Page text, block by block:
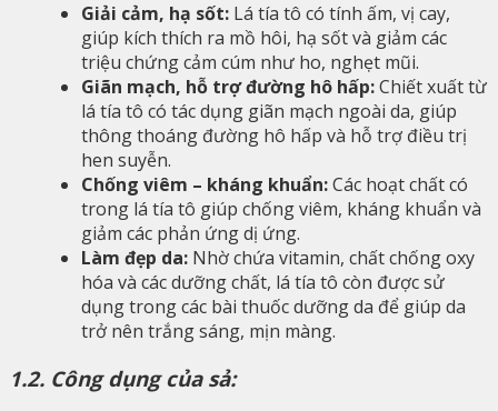
Giải cảm, hạ sốt: Lá tía tô có tính ấm, vị cay,
giúp kích thích ra mồ hôi, hạ sốt và giảm các
triệu chứng cảm cúm như ho, nghẹt mũi.
Giãn mạch, hỗ trợ đường hô hấp:Chiết xuất từ
lá tía tô có tác dụng giãn mạch ngoài da, giúp
thông thoáng đường hô hấp và hỗ trợ điều trị
hen suyễn.
Chống viêm – kháng khuẩn:Các hoạt chất có
trong lá tía tô giúp chống viêm, kháng khuẩn và
giảm các phản ứng dị ứng.
Làm đẹp da: Nhờ chứa vitamin, chất chống oxy
hóa và các dưỡng chất, lá tía tô còn được sử
dụng trong các bài thuốc dưỡng da để giúp da
trở nên trắng sáng, mịn màng.
1.2. Công dụng của sả: